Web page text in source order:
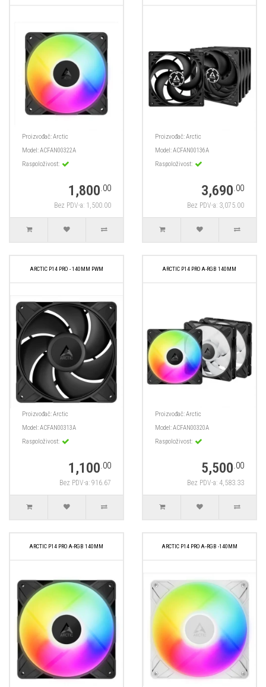
Proizvođač:Arctic
Model:ACFAN00322A
Raspoloživost:
1,800.00
Bez PDV-a: 1,500.00
Proizvođač:Arctic
Model:ACFAN00136A
Raspoloživost:
3,690.00
Bez PDV-a: 3,075.00
ARCTIC P14 PRO - 140MM PWM
Proizvođač:Arctic
Model:ACFAN00313A
Raspoloživost:
1,100.00
Bez PDV-a: 916.67
ARCTIC P14 PRO A-RGB 140MM
Proizvođač:Arctic
Model:ACFAN00320A
Raspoloživost:
5,500.00
Bez PDV-a: 4,583.33
ARCTIC P14 PRO A-RGB 140MM ARCTIC P14 PRO A‑RGB -140MM